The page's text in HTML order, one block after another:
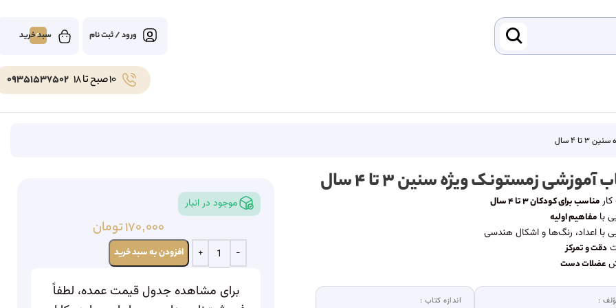
ورود / ثبت نام 0
10 صبح تا 18 09351537502
تا ۴ سال
آموزشی زمستونک ویژه سنین ۳ تا ۴ سال
مناسب برای کودکان ۳ تا ۴ سال
با مفاهیم اولیه
با اعداد، رنگ‌ها و اشکال هندسی
دقت و تمرکز
عضلات دست
: اندازه کتاب :
موجود در انبار
۱۷۰,۰۰۰تومان
افزودن به سبد خرید
برای مشاهده جدول قیمت عمده، لطفاً